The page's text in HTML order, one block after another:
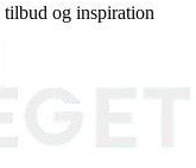
og inspiration